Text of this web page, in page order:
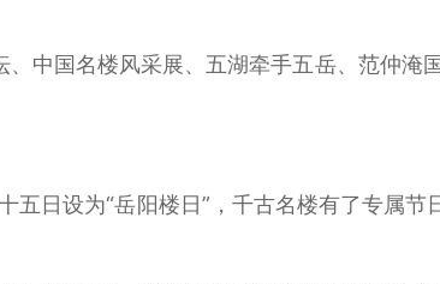
国名楼风采展、五湖牵手五岳、范仲淹
设为“岳阳楼日”，千古名楼有了专属节